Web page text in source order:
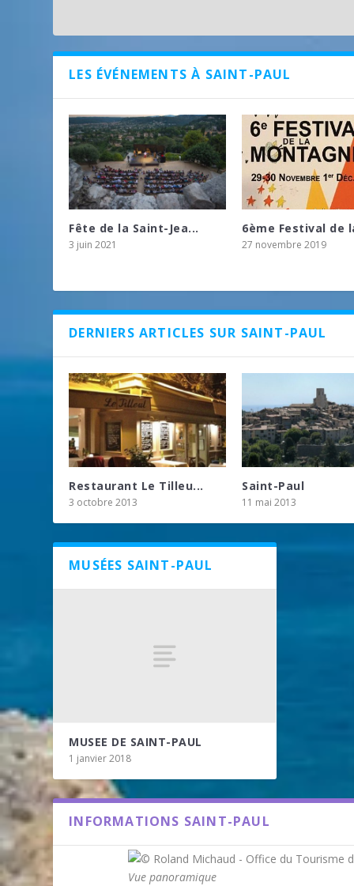
LES ÉVÉNEMENTS À SAINT-PAUL
Fête de la Saint-Jea...
3 juin 2021
6ème Festival de
27 novembre 2019
DERNIERS ARTICLES SUR SAINT-PAUL
Restaurant Le Tilleu...
3 octobre 2013
Saint-Paul
11 mai 2013
MUSÉES SAINT-PAUL
MUSEE DE SAINT-PAUL
1 janvier 2018
INFORMATIONS SAINT-PAUL
Vue panoramique